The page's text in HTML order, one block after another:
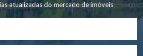
atualizadas do mercado de imóveis